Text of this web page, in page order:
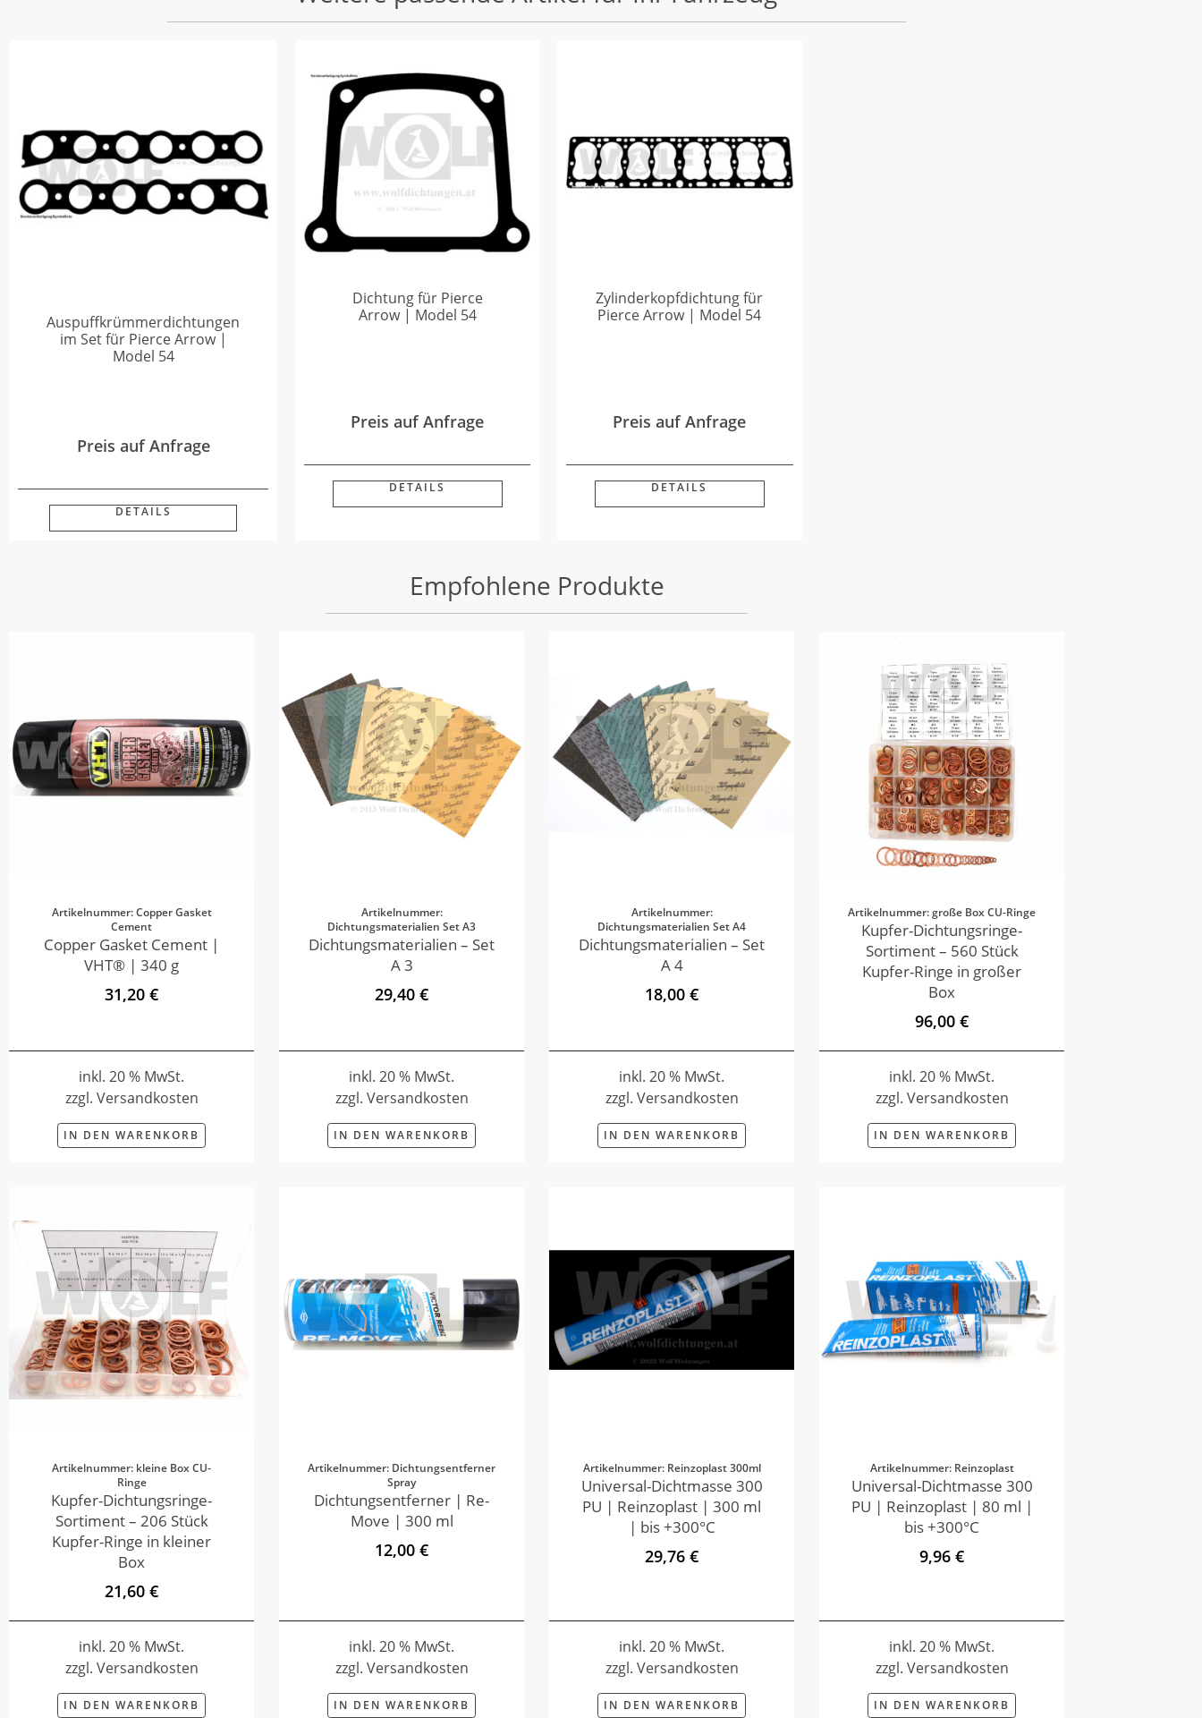
Auspuffkrümmerdichtungen
im Set für Pierce Arrow |
Model 54
Preis auf Anfrage
DETAILS
Dichtung für Pierce
Arrow | Model 54
Preis auf Anfrage
DETAILS
Zylinderkopfdichtung für
Pierce Arrow | Model 54
Preis auf Anfrage
DETAILS
Empfohlene Produkte
Artikelnummer: Copper Gasket
Cement
Copper Gasket Cement |
VHT® | 340 g
31,20 €
inkl. 20 % MwSt.
zzgl. Versandkosten
IN DEN WARENKORB
Artikelnummer:
Dichtungsmaterialien Set A3
Dichtungsmaterialien – Set
A 3
29,40 €
inkl. 20 % MwSt.
zzgl. Versandkosten
IN DEN WARENKORB
Artikelnummer:
Dichtungsmaterialien Set A4
Dichtungsmaterialien – Set
A 4
18,00 €
inkl. 20 % MwSt.
zzgl. Versandkosten
IN DEN WARENKORB
Artikelnummer: große Box CU-Ringe
Kupfer-Dichtungsringe-
Sortiment – 560 Stück
Kupfer-Ringe in großer
Box
96,00 €
inkl. 20 % MwSt.
zzgl. Versandkosten
IN DEN WARENKORB
Artikelnummer: kleine Box CU-
Ringe
Kupfer-Dichtungsringe-
Sortiment – 206 Stück
Kupfer-Ringe in kleiner
Box
21,60 €
inkl. 20 % MwSt.
zzgl. Versandkosten
IN DEN WARENKORB
Artikelnummer: Dichtungsentferner
Spray
Dichtungsentferner | Re-
Move | 300 ml
12,00 €
inkl. 20 % MwSt.
zzgl. Versandkosten
IN DEN WARENKORB
Artikelnummer: Reinzoplast 300ml
Universal-Dichtmasse 300
PU | Reinzoplast | 300 ml
| bis +300°C
29,76 €
inkl. 20 % MwSt.
zzgl. Versandkosten
IN DEN WARENKORB
Artikelnummer: Reinzoplast
Universal-Dichtmasse 300
PU | Reinzoplast | 80 ml |
bis +300°C
9,96 €
inkl. 20 % MwSt.
zzgl. Versandkosten
IN DEN WARENKORB